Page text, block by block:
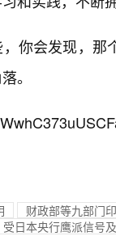
你会发现，
。
财政部等九部门
日本央行鹰派信号